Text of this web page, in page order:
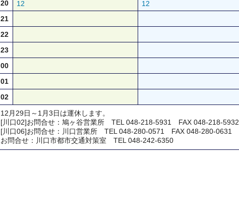
20
12
12
21
22
23
00
01
02
12月29日～1月3日は運休します。
[川口02]お問合せ：鳩ヶ谷営業所 TEL 048-218-5931 FAX 048-218-5932
[川口06]お問合せ：川口営業所 TEL 048-280-0571 FAX 048-280-0631
お問合せ：川口市都市交通対策室 TEL 048-242-6350